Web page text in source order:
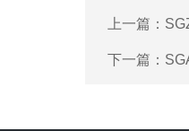
上一篇：
下一篇：